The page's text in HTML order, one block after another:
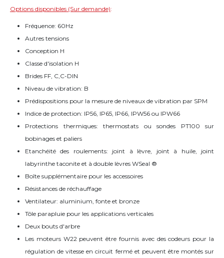
Options disponibles (Sur demande):
Fréquence: 60Hz
Autres tensions
Conception H
Classe d'isolation H
Brides FF, C,C-DIN
Niveau de vibration: B
Prédispositions pour la mesure de niveaux de vibration par SPM
Indice de protection: IP56, IP65, IP66, IPW56 ou IPW66
Protections thermiques: thermostats ou sondes PT100 sur
bobinages et paliers
Etanchéité des roulements: joint à lèvre, joint à huile, joint
labyrinthe taconite et à double lèvres WSeal ®
Boîte supplémentaire pour les accessoires
Résistances de réchauffage
Ventilateur: aluminium, fonte et bronze
Tôle parapluie pour les applications verticales
Deux bouts d'arbre
Les moteurs W22 peuvent être fournis avec des codeurs pour la
régulation de vitesse en circuit fermé et peuvent être montés sur